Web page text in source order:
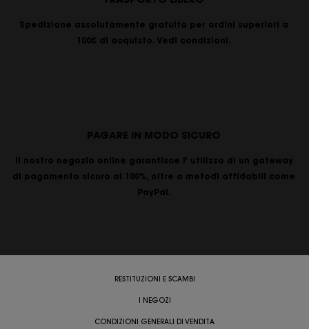
Spedizione assolutamente gratuita per ordini superiori a
100€ di acquisto. Vedi condizioni.
PAGARE IN MODO SICURO
Il nostro negozio online garantisce l' utilizzo di un gateway
di pagamento sicuro al 100%, oltre a metodi affidabili come
PayPal.
RESTITUZIONI E SCAMBI
I NEGOZI
CONDIZIONI GENERALI DI VENDITA